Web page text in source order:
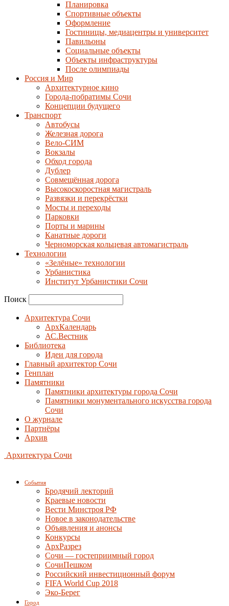
Планировка
Спортивные объекты
Оформление
Гостиницы, медиацентры и университет
Павильоны
Социальные объекты
Объекты инфраструктуры
После олимпиады
Россия и Мир
Архитектурное кино
Города-побратимы Сочи
Концепции будущего
Транспорт
Автобусы
Железная дорога
Вело-СИМ
Вокзалы
Обход города
Дублер
Совмещённая дорога
Высокоскоростная магистраль
Развязки и перекрёстки
Мосты и переходы
Парковки
Порты и марины
Канатные дороги
Черноморская кольцевая автомагистраль
Технологии
«Зелёные» технологии
Урбанистика
Институт Урбанистики Сочи
Поиск
Архитектура Сочи
АрхКалендарь
АС.Вестник
Библиотека
Идеи для города
Главный архитектор Сочи
Генплан
Памятники
Памятники архитектуры города Сочи
Памятники монументального искусства города
Сочи
О журнале
Партнёры
Архив
Архитектура Сочи
События
Бродячий лекторий
Краевые новости
Вести Минстроя РФ
Новое в законодательстве
Объявления и анонсы
Конкурсы
АрхРазрез
Сочи — гостеприимный город
СочиПешком
Российский инвестиционный форум
FIFA World Cup 2018
Эко-Берег
Город